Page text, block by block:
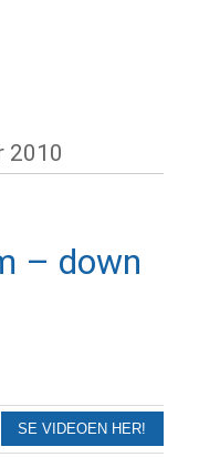
2010
– down
SE VIDEOEN HER!